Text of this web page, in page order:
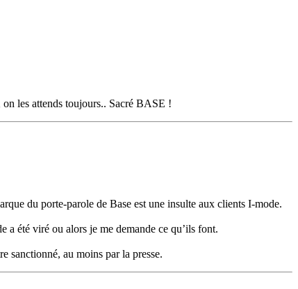
les attends toujours.. Sacré BASE !
du porte-parole de Base est une insulte aux clients I-mode.
a été viré ou alors je me demande ce qu’ils font.
sanctionné, au moins par la presse.